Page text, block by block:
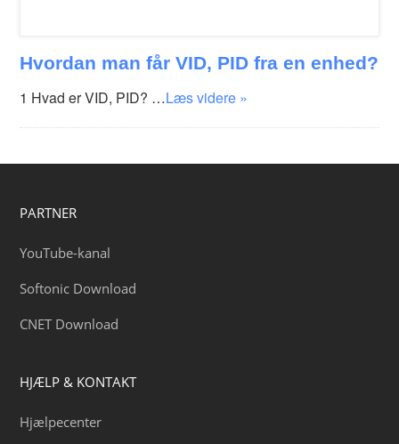
Hvordan man får VID, PID fra en enhed?
1 Hvad er VID, PID? …Læs videre »
PARTNER
YouTube-kanal
Softonic Download
CNET Download
HJÆLP & KONTAKT
Hjælpecenter